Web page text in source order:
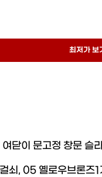
최저가 보
닫이 문고정 창문 슬
쇠, 05 옐로우브론즈1